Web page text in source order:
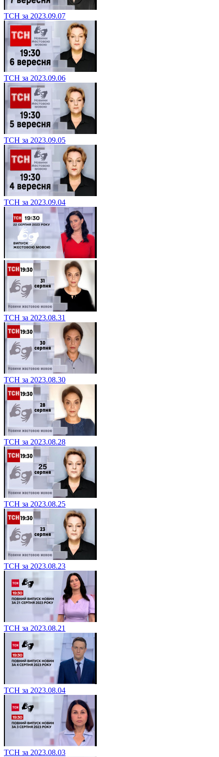
ТСН за 2023.09.07
ТСН за 2023.09.06
ТСН за 2023.09.05
ТСН за 2023.09.04
ТСН за 2023.08.31
ТСН за 2023.08.30
ТСН за 2023.08.28
ТСН за 2023.08.25
ТСН за 2023.08.23
ТСН за 2023.08.21
ТСН за 2023.08.04
ТСН за 2023.08.03